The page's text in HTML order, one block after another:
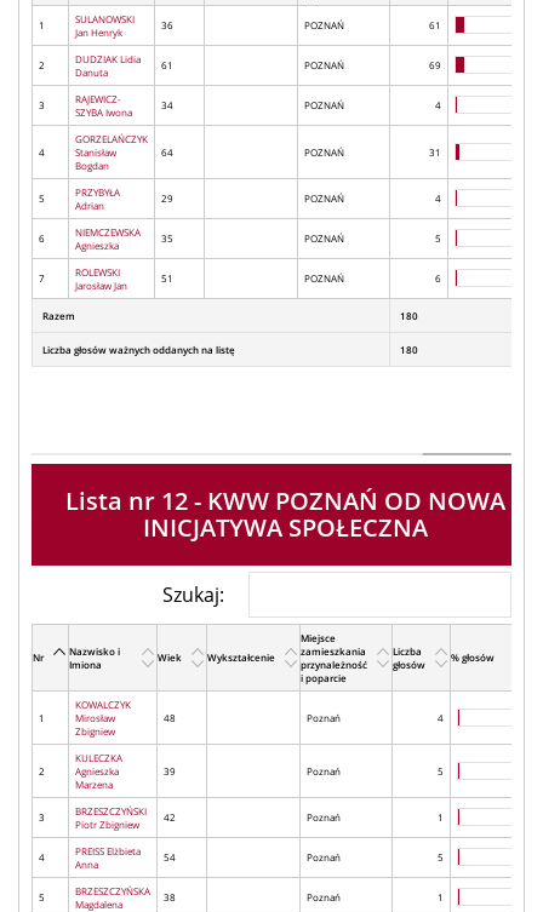
1
SULANOWSKI
Jan Henryk
36 POZNAŃ 61
2
DUDZIAK Lidia
Danuta
61 POZNAŃ 69
3
RAJEWICZ-
SZYBA Iwona
34 POZNAŃ 4
4
GORZELAŃCZYK
Stanisław
Bogdan
64 POZNAŃ 31
5
PRZYBYŁA
Adrian
29 POZNAŃ 4
6
NIEMCZEWSKA
Agnieszka
35 POZNAŃ 5
7
ROLEWSKI
Jarosław Jan
51 POZNAŃ 6
Razem 180
Liczba głosów ważnych oddanych na listę 180
Lista nr 12 - KWW POZNAŃ OD NOWA
INICJATYWA SPOŁECZNA
Szukaj:
Nr
Nazwisko i
Imiona
Wiek Wykształcenie
Miejsce
zamieszkania
przynależność
i poparcie
Liczba
głosów
% głosów
1
KOWALCZYK
Mirosław
Zbigniew
48 Poznań 4
2
KULECZKA
Agnieszka
Marzena
39 Poznań 5
3
BRZESZCZYŃSKI
Piotr Zbigniew
42 Poznań 1
4
PREISS Elżbieta
Anna
54 Poznań 5
5
BRZESZCZYŃSKA
Magdalena
38 Poznań 1